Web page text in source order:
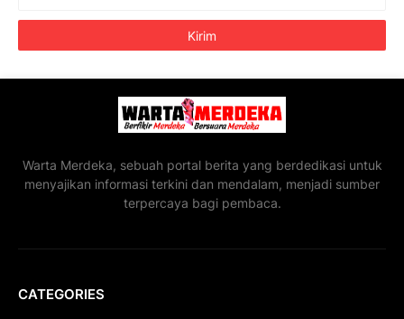
Warta Merdeka, sebuah portal berita yang berdedikasi untuk
menyajikan informasi terkini dan mendalam, menjadi sumber
terpercaya bagi pembaca.
CATEGORIES